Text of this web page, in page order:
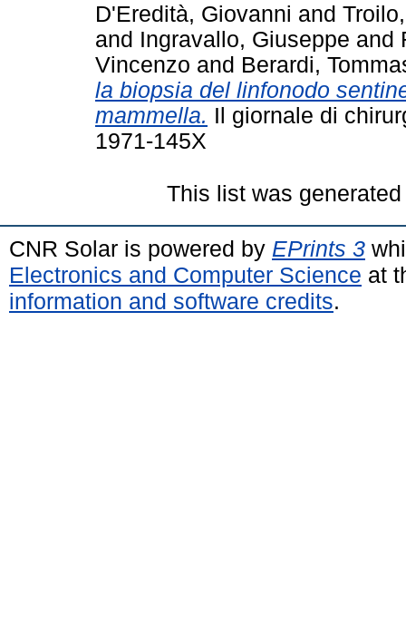
D'Eredità, Giovanni and
and Ingravallo, Giuseppe and
Vincenzo and Berardi,
la biopsia del linfonodo
mammella. Il giornale di
1971-145X
This list was
CNR Solar is powered by EPrints 3
Electronics and Computer Science at
information and software credits.